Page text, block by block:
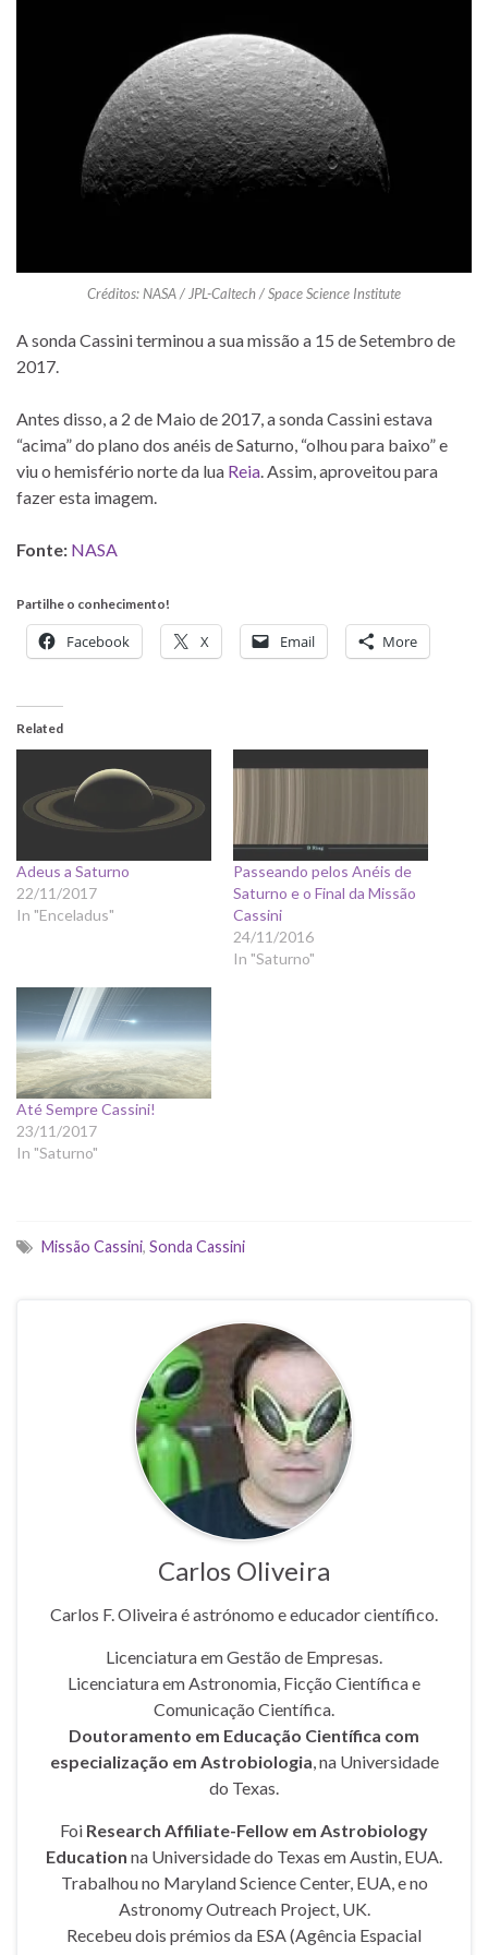
Créditos: NASA / JPL-Caltech / Space Science Institute
A sonda Cassini terminou a sua missão a 15 de Setembro de
2017.
Antes disso, a 2 de Maio de 2017, a sonda Cassini estava
“acima” do plano dos anéis de Saturno, “olhou para baixo” e
viu o hemisfério norte da lua Reia. Assim, aproveitou para
fazer esta imagem.
Fonte: NASA
Partilhe o conhecimento!
Facebook X Email More
Related
Adeus a Saturno
22/11/2017
In "Enceladus"
Passeando pelos Anéis de
Saturno e o Final da Missão
Cassini
24/11/2016
In "Saturno"
Até Sempre Cassini!
23/11/2017
In "Saturno"
Missão Cassini, Sonda Cassini
Carlos Oliveira
Carlos F. Oliveira é astrónomo e educador científico.
Licenciatura em Gestão de Empresas.
Licenciatura em Astronomia, Ficção Científica e
Comunicação Científica.
Doutoramento em Educação Científica com
especialização em Astrobiologia, na Universidade
do Texas.
Foi Research Affiliate-Fellow em Astrobiology
Education na Universidade do Texas em Austin, EUA.
Trabalhou no Maryland Science Center, EUA, e no
Astronomy Outreach Project, UK.
Recebeu dois prémios da ESA (Agência Espacial